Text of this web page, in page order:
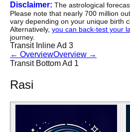
Disclaimer: The astrological
Please note that nearly 700 million
vary depending on your unique birth
Alternatively, you can back-test your
journey.
Transit Inline Ad 3
← OverviewOverview →
Transit Bottom Ad 1
Rasi